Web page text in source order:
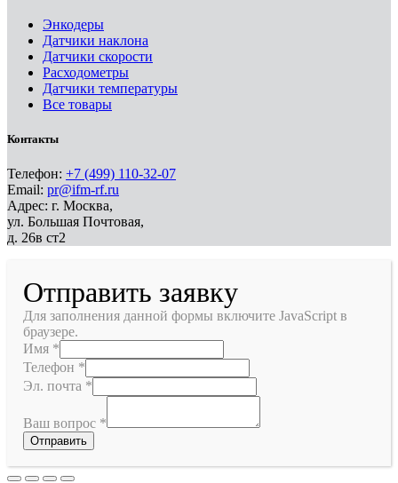
Энкодеры
Датчики наклона
Датчики скорости
Расходометры
Датчики температуры
Все товары
Контакты
Телефон: +7 (499) 110-32-07
Email: pr@ifm-rf.ru
Адрес: г. Москва,
ул. Большая Почтовая,
д. 26в ст2
Отправить заявку
Для заполнения данной формы включите JavaScript в
браузере.
Имя *
Телефон *
Эл. почта *
Ваш вопрос *
Отправить